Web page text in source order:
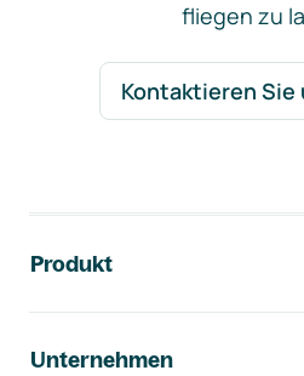
fliegen zu
Kontaktieren Sie
Produkt
Unternehmen